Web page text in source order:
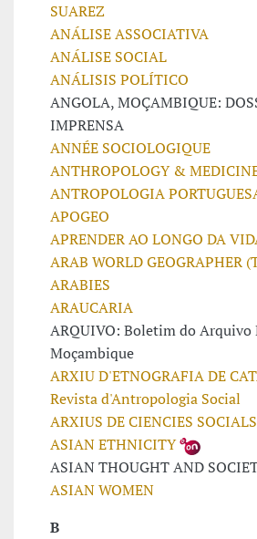
SUAREZ
ANÁLISE ASSOCIATIVA
ANÁLISE SOCIAL
ANÁLISIS POLÍTICO
ANGOLA, MOÇAMBIQUE:
IMPRENSA
ANNÉE SOCIOLOGIQUE
ANTHROPOLOGY &
ANTROPOLOGIA
APOGEO
APRENDER AO LONGO DA
ARAB WORLD GEOGRAPHER
ARABIES
ARAUCARIA
ARQUIVO: Boletim do Arquivo
Moçambique
ARXIU D'ETNOGRAFIA DE
Revista d'Antropologia Social
ARXIUS DE CIENCIES SOCIALS
ASIAN ETHNICITY
ASIAN THOUGHT AND
ASIAN WOMEN
B